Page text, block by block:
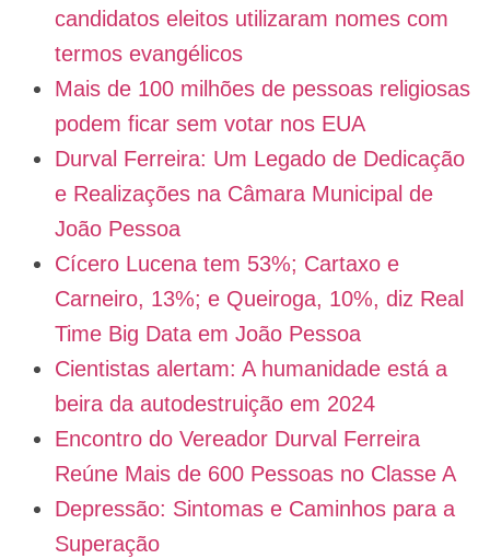
candidatos eleitos utilizaram nomes com
termos evangélicos
Mais de 100 milhões de pessoas religiosas
podem ficar sem votar nos EUA
Durval Ferreira: Um Legado de Dedicação
e Realizações na Câmara Municipal de
João Pessoa
Cícero Lucena tem 53%; Cartaxo e
Carneiro, 13%; e Queiroga, 10%, diz Real
Time Big Data em João Pessoa
Cientistas alertam: A humanidade está a
beira da autodestruição em 2024
Encontro do Vereador Durval Ferreira
Reúne Mais de 600 Pessoas no Classe A
Depressão: Sintomas e Caminhos para a
Superação